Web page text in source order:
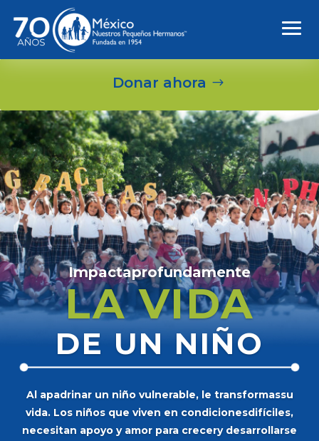
Donar ahora
Impactaprofundamente
LA VIDA
DE UN NIÑO
Al apadrinar un niño vulnerable, le transformassu
vida. Los niños que viven en condicionesdifíciles,
necesitan apoyo y amor para crecery desarrollarse